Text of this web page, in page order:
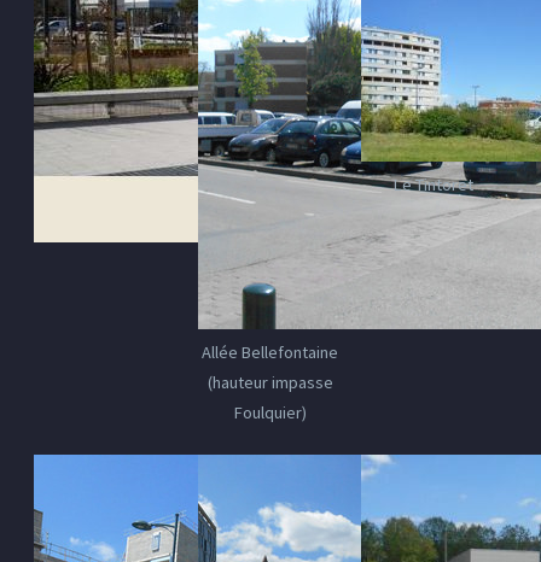
Allée Bellefontaine
(hauteur impasse
Foulquier)
Le Tintoret